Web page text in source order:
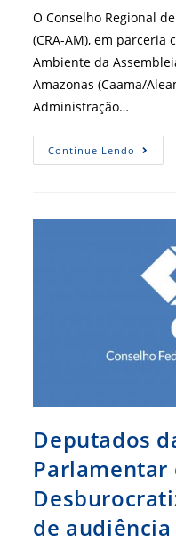
post:
O Conselho Regional
(CRA-AM), em parceria
Ambiente da
Amazonas (Caama/
Administração…
Continue Lendo CFA-
GESAE
Deputados
Parlamentar
de audiência